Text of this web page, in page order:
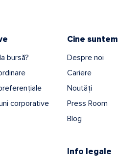
bursă?
corporative
Cine suntem
Despre noi
Cariere
Noutăți
Press Room
Blog
Info legale